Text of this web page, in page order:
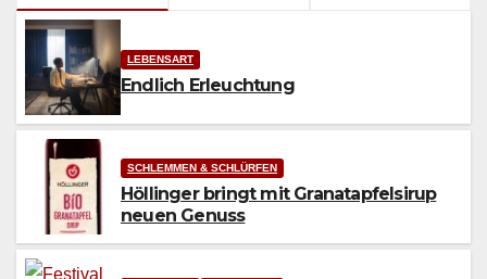
LEBENSART
Endlich Erleuchtung
SCHLEMMEN & SCHLÜRFEN
Höllinger bringt mit Granatapfelsirup
neuen Genuss